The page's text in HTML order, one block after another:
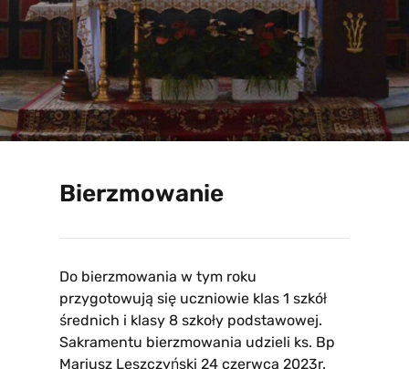
Bierzmowanie
Do bierzmowania w tym roku
przygotowują się uczniowie klas 1 szkół
średnich i klasy 8 szkoły podstawowej.
Sakramentu bierzmowania udzieli ks. Bp
Mariusz Leszczyński 24 czerwca 2023r.